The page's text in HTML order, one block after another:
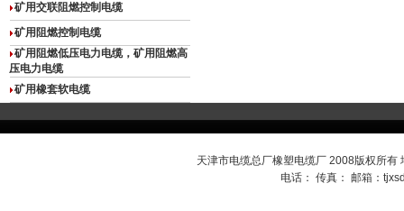
矿用交联阻燃控制电缆
矿用阻燃控制电缆
矿用阻燃低压电力电缆，矿用阻燃高
压电力电缆
矿用橡套软电缆
天津市电缆总厂橡塑电缆厂 2008版权所有
电话： 传真： 邮箱：